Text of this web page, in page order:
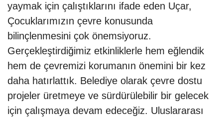
yaymak için çalıştıklarını ifade eden Uçar,
Çocuklarımızın çevre konusunda
bilinçlenmesini çok önemsiyoruz.
Gerçekleştirdiğimiz etkinliklerle hem eğlendik
hem de çevremizi korumanın önemini bir kez
daha hatırlattık. Belediye olarak çevre dostu
projeler üretmeye ve sürdürülebilir bir gelecek
için çalışmaya devam edeceğiz. Uluslararası